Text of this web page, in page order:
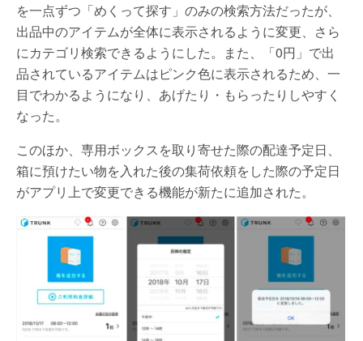
を一点ずつ「めくって探す」のみの検索方法だったが、
出品中のアイテムが全体に表示されるように変更、さら
にカテゴリ検索できるようにした。また、「0円」で出
品されているアイテムはピンク色に表示されるため、一
目でわかるようになり、あげたり・もらったりしやすく
なった。
このほか、専用ボックスを取り寄せた際の配達予定日、
箱に預けたい物を入れた後の集荷依頼をした際の予定日
がアプリ上で変更できる機能が新たに追加された。